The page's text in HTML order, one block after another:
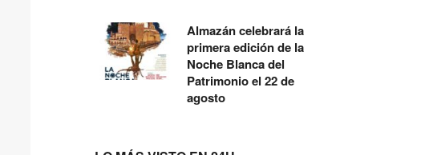
Almazán celebrará la
primera edición de la
Noche Blanca del
Patrimonio el 22 de
agosto